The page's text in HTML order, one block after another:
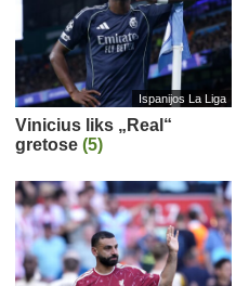
Ispanijos La Liga
Vinicius liks „Real“
gretose (5)